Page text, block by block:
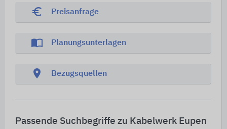
euro_symbol Preisanfrage
import_contacts Planungsunterlagen
location_on Bezugsquellen
Passende Suchbegriffe zu Kabelwerk Eupen